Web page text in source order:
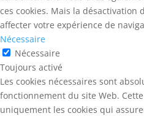
ces cookies. Mais la désactivation
affecter votre expérience de
Nécessaire
Nécessaire
Toujours activé
Les cookies nécessaires sont
fonctionnement du site Web.
uniquement les cookies qui